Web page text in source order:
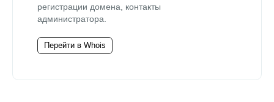
регистрации домена, контакты
администратора.
Перейти в Whois